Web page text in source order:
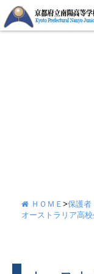
ＨＯＭＥ >保護者
オーストラリア高